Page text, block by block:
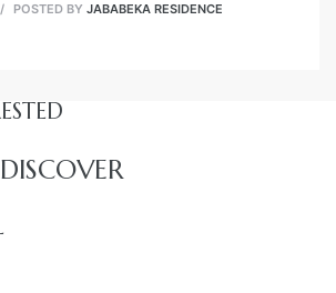
POSTED BY JABABEKA RESIDENCE